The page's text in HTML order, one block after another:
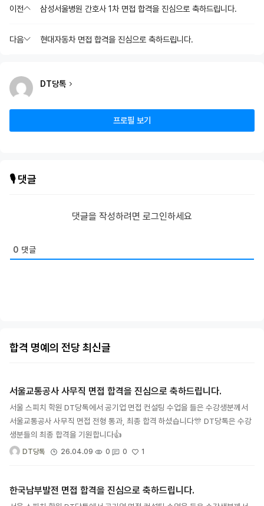
이전 삼성서울병원 간호사 1차 면접 합격을 진심으로 축하드립니다.
다음 현대자동차 면접 합격을 진심으로 축하드립니다.
DT당톡
프로필 보기
🎙️ 댓글
댓글을 작성하려면 로그인하세요
0 댓글
합격 명예의 전당 최신글
서울교통공사 사무직 면접 합격을 진심으로 축하드립니다.
서울 스피치 학원 DT당톡에서 공기업 면접 컨설팅 수업을 들은 수강생분께서
서울교통공사 사무직 면접 전형 통과, 최종 합격 하셨습니다🎊 DT당톡은 수강
생분들의 최종 합격을 기원합니다👍
DT당톡 26.04.09 0 0 1
한국남부발전 면접 합격을 진심으로 축하드립니다.